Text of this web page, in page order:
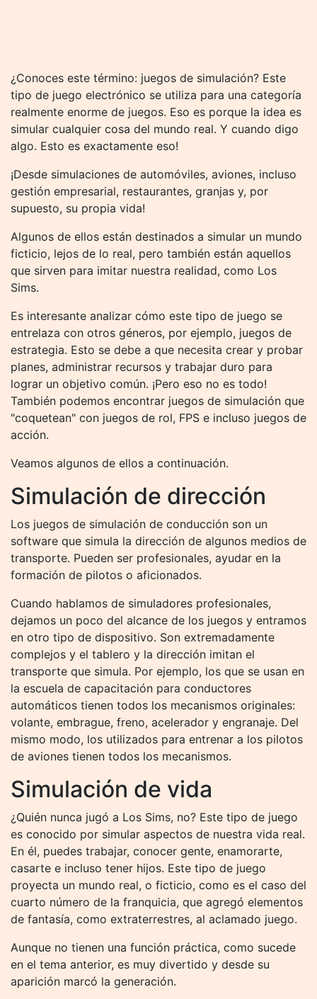
¿Conoces este término: juegos de simulación? Este
tipo de juego electrónico se utiliza para una categoría
realmente enorme de juegos. Eso es porque la idea es
simular cualquier cosa del mundo real. Y cuando digo
algo. Esto es exactamente eso!
¡Desde simulaciones de automóviles, aviones, incluso
gestión empresarial, restaurantes, granjas y, por
supuesto, su propia vida!
Algunos de ellos están destinados a simular un mundo
ficticio, lejos de lo real, pero también están aquellos
que sirven para imitar nuestra realidad, como Los
Sims.
Es interesante analizar cómo este tipo de juego se
entrelaza con otros géneros, por ejemplo, juegos de
estrategia. Esto se debe a que necesita crear y probar
planes, administrar recursos y trabajar duro para
lograr un objetivo común. ¡Pero eso no es todo!
También podemos encontrar juegos de simulación que
"coquetean" con juegos de rol, FPS e incluso juegos de
acción.
Veamos algunos de ellos a continuación.
Simulación de dirección
Los juegos de simulación de conducción son un
software que simula la dirección de algunos medios de
transporte. Pueden ser profesionales, ayudar en la
formación de pilotos o aficionados.
Cuando hablamos de simuladores profesionales,
dejamos un poco del alcance de los juegos y entramos
en otro tipo de dispositivo. Son extremadamente
complejos y el tablero y la dirección imitan el
transporte que simula. Por ejemplo, los que se usan en
la escuela de capacitación para conductores
automáticos tienen todos los mecanismos originales:
volante, embrague, freno, acelerador y engranaje. Del
mismo modo, los utilizados para entrenar a los pilotos
de aviones tienen todos los mecanismos.
Simulación de vida
¿Quién nunca jugó a Los Sims, no? Este tipo de juego
es conocido por simular aspectos de nuestra vida real.
En él, puedes trabajar, conocer gente, enamorarte,
casarte e incluso tener hijos. Este tipo de juego
proyecta un mundo real, o ficticio, como es el caso del
cuarto número de la franquicia, que agregó elementos
de fantasía, como extraterrestres, al aclamado juego.
Aunque no tienen una función práctica, como sucede
en el tema anterior, es muy divertido y desde su
aparición marcó la generación.